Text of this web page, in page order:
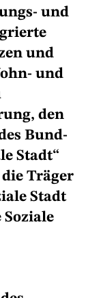
und
und
und
den
Bund-
Stadt“
Träger
Stadt